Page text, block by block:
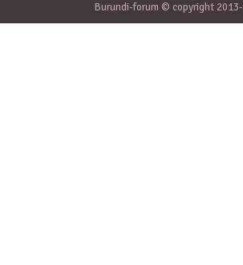
Burundi-forum © copyright